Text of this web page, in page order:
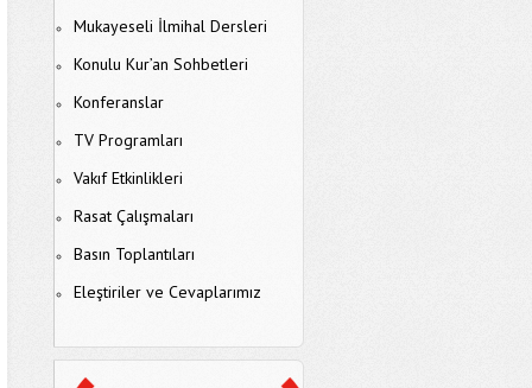
Mukayeseli İlmihal Dersleri
Konulu Kur’an Sohbetleri
Konferanslar
TV Programları
Vakıf Etkinlikleri
Rasat Çalışmaları
Basın Toplantıları
Eleştiriler ve Cevaplarımız